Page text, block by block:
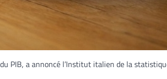
PIB, a annoncé l’Institut italien de la